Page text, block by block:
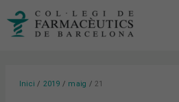
Inici 2019 maig 21